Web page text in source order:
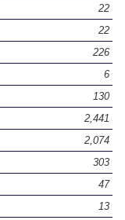
22
22
226
6
130
2,441
2,074
303
47
13